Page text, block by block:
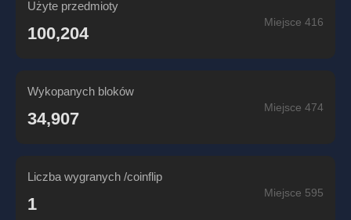
Użyte przedmioty
100,204
Miejsce 416
Wykopanych bloków
34,907
Miejsce 474
Liczba wygranych /coinflip
1
Miejsce 595